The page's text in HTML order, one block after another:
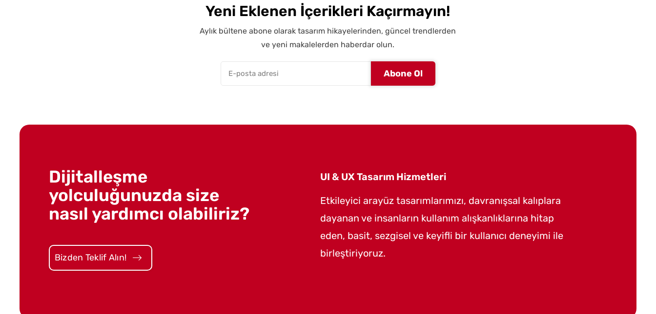
Yeni Eklenen İçerikleri Kaçırmayın!
Aylık bültene abone olarak tasarım hikayelerinden, güncel trendlerden
ve yeni makalelerden haberdar olun.
Dijitalleşme
yolculuğunuzda size
nasıl yardımcı olabiliriz?
Bizden Teklif Alın!
UI & UX Tasarım Hizmetleri
Etkileyici arayüz tasarımlarımızı, davranışsal kalıplara
dayanan ve insanların kullanım alışkanlıklarına hitap
eden, basit, sezgisel ve keyifli bir kullanıcı deneyimi ile
birleştiriyoruz.